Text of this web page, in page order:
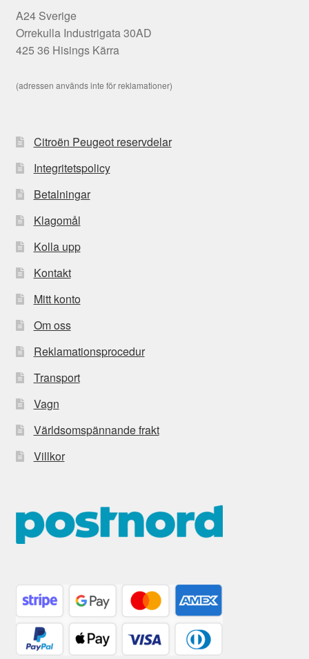
A24 Sverige
Orrekulla Industrigata 30AD
425 36 Hisings Kärra
(adressen används inte för reklamationer)
Citroën Peugeot reservdelar
Integritetspolicy
Betalningar
Klagomål
Kolla upp
Kontakt
Mitt konto
Om oss
Reklamationsprocedur
Transport
Vagn
Världsomspännande frakt
Villkor